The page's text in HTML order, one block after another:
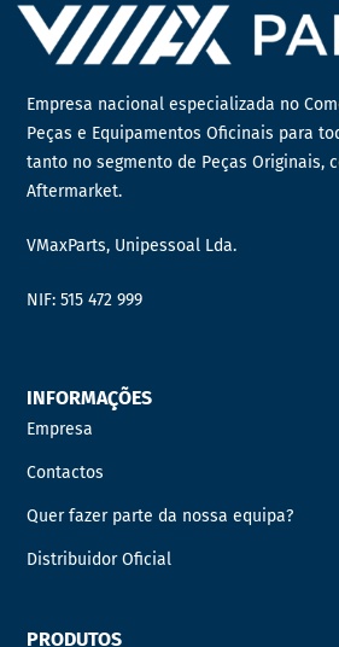
Empresa nacional especializada no
Peças e Equipamentos Oficinais para
tanto no segmento de Peças Originais,
Aftermarket.
VMaxParts, Unipessoal Lda.
NIF: 515 472 999
INFORMAÇÕES
Empresa
Contactos
Quer fazer parte da nossa equipa?
Distribuidor Oficial
PRODUTOS